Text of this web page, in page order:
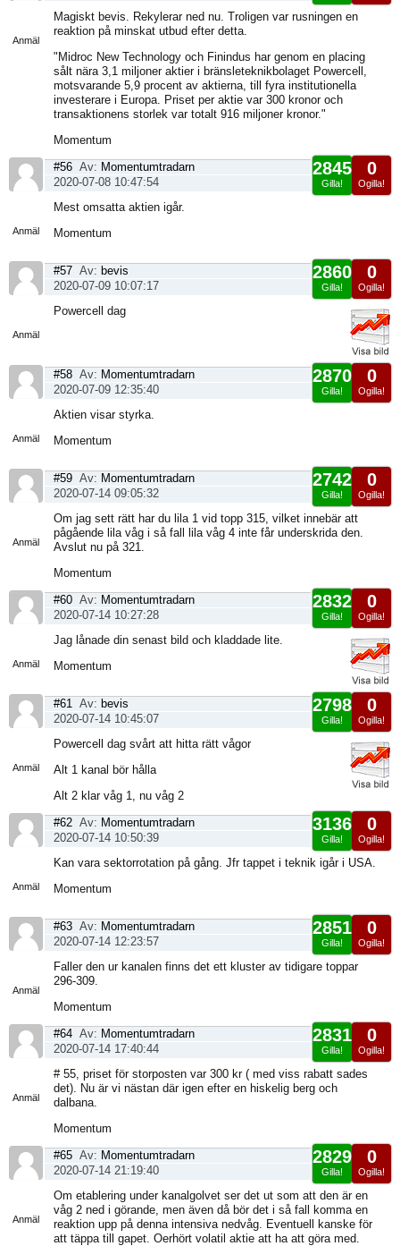
Anmäl
Magiskt bevis. Rekylerar ned nu. Troligen var rusningen en
reaktion på minskat utbud efter detta.
"Midroc New Technology och Finindus har genom en placing
sålt nära 3,1 miljoner aktier i bränsleteknikbolaget Powercell,
motsvarande 5,9 procent av aktierna, till fyra institutionella
investerare i Europa. Priset per aktie var 300 kronor och
transaktionens storlek var totalt 916 miljoner kronor."
Momentum
Anmäl
0
Ogilla!
2845
Gilla!
#56 Av: Momentumtradarn
2020-07-08 10:47:54
Mest omsatta aktien igår.
Momentum
Anmäl
0
Ogilla!
2860
Gilla!
#57 Av: bevis
2020-07-09 10:07:17
Powercell dag
Anmäl
0
Ogilla!
2870
Gilla!
#58 Av: Momentumtradarn
2020-07-09 12:35:40
Aktien visar styrka.
Momentum
Anmäl
0
Ogilla!
2742
Gilla!
#59 Av: Momentumtradarn
2020-07-14 09:05:32
Om jag sett rätt har du lila 1 vid topp 315, vilket innebär att
pågående lila våg i så fall lila våg 4 inte får underskrida den.
Avslut nu på 321.
Momentum
Anmäl
0
Ogilla!
2832
Gilla!
#60 Av: Momentumtradarn
2020-07-14 10:27:28
Jag lånade din senast bild och kladdade lite.
Momentum
Anmäl
0
Ogilla!
2798
Gilla!
#61 Av: bevis
2020-07-14 10:45:07
Powercell dag svårt att hitta rätt vågor
Alt 1 kanal bör hålla
Alt 2 klar våg 1, nu våg 2
Anmäl
0
Ogilla!
3136
Gilla!
#62 Av: Momentumtradarn
2020-07-14 10:50:39
Kan vara sektorrotation på gång. Jfr tappet i teknik igår i USA.
Momentum
Anmäl
0
Ogilla!
2851
Gilla!
#63 Av: Momentumtradarn
2020-07-14 12:23:57
Faller den ur kanalen finns det ett kluster av tidigare toppar
296-309.
Momentum
Anmäl
0
Ogilla!
2831
Gilla!
#64 Av: Momentumtradarn
2020-07-14 17:40:44
# 55, priset för storposten var 300 kr ( med viss rabatt sades
det). Nu är vi nästan där igen efter en hiskelig berg och
dalbana.
Momentum
Anmäl
0
Ogilla!
2829
Gilla!
#65 Av: Momentumtradarn
2020-07-14 21:19:40
Om etablering under kanalgolvet ser det ut som att den är en
våg 2 ned i görande, men även då bör det i så fall komma en
reaktion upp på denna intensiva nedvåg. Eventuell kanske för
att täppa till gapet. Oerhört volatil aktie att ha att göra med.